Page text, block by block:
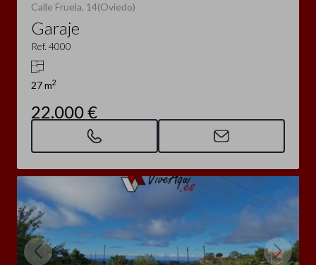
Calle Fruela, 14(Oviedo)
Garaje
Ref. 4000
27 m2
22.000 €